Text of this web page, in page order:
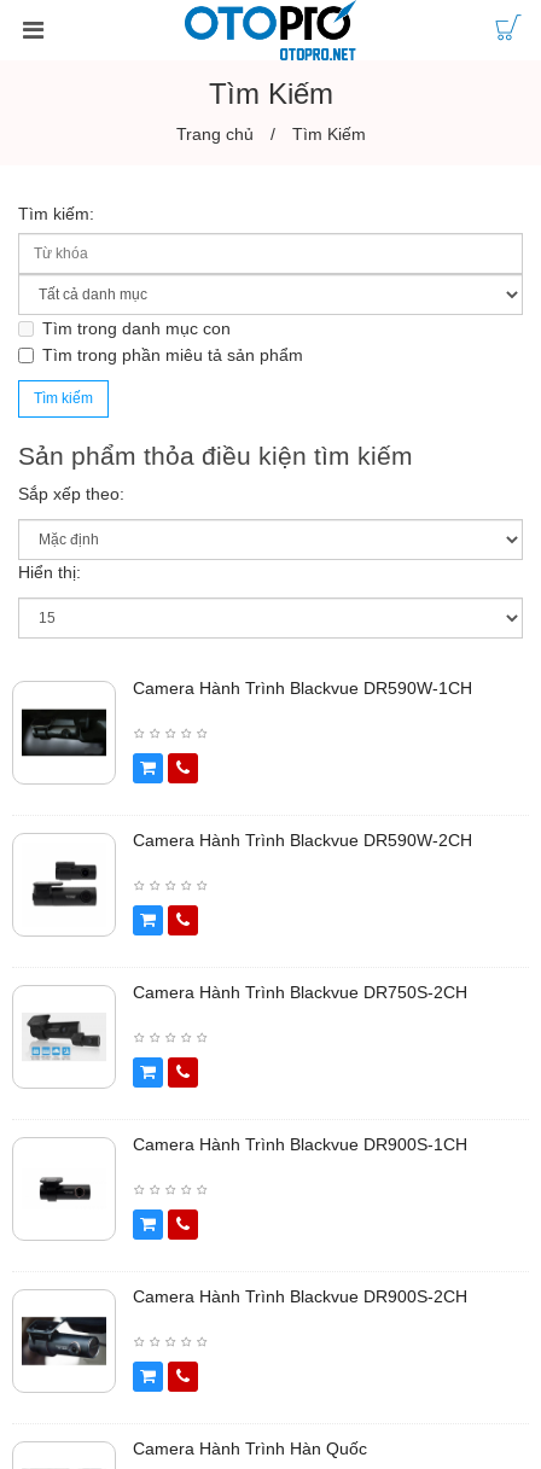
Tìm Kiếm
Trang chủ Tìm Kiếm
Tìm kiếm:
Tìm trong danh mục con
Tìm trong phần miêu tả sản phẩm
Sản phẩm thỏa điều kiện tìm kiếm
Sắp xếp theo:
Hiển thị:
Camera Hành Trình Blackvue DR590W-1CH
Camera Hành Trình Blackvue DR590W-2CH
Camera Hành Trình Blackvue DR750S-2CH
Camera Hành Trình Blackvue DR900S-1CH
Camera Hành Trình Blackvue DR900S-2CH
Camera Hành Trình Hàn Quốc